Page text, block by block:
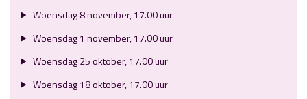
Woensdag 8 november, 17.00 uur
Woensdag 1 november, 17.00 uur
Woensdag 25 oktober, 17.00 uur
Woensdag 18 oktober, 17.00 uur